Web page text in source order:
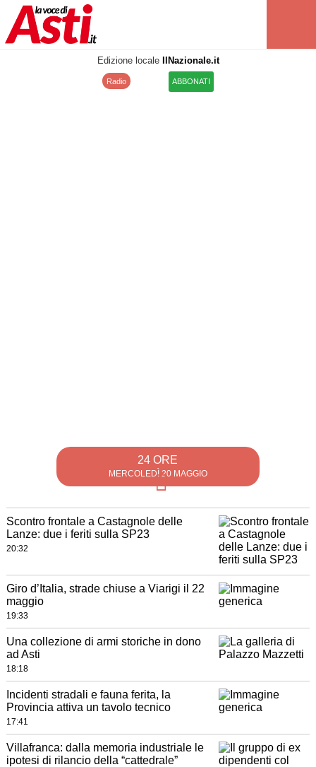
Edizione locale IlNazionale.it
Radio ABBONATI
24 ORE
MERCOLEDÌ 20 MAGGIO
Scontro frontale a Castagnole delle
Lanze: due i feriti sulla SP23
20:32
Giro d’Italia, strade chiuse a Viarigi il 22
maggio
19:33
Una collezione di armi storiche in dono
ad Asti
18:18
Incidenti stradali e fauna ferita, la
Provincia attiva un tavolo tecnico
17:41
Villafranca: dalla memoria industriale le
ipotesi di rilancio della “cattedrale”